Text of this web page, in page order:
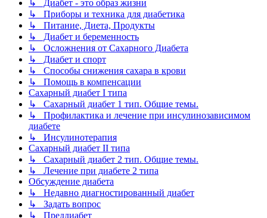
↳ Диабет - это образ жизни
↳ Приборы и техника для диабетика
↳ Питание, Диета, Продукты
↳ Диабет и беременность
↳ Осложнения от Сахарного Диабета
↳ Диабет и спорт
↳ Способы снижения сахара в крови
↳ Помощь в компенсации
Сахарный диабет I типа
↳ Сахарный диабет 1 тип. Общие темы.
↳ Профилактика и лечение при инсулинозависимом
диабете
↳ Инсулинотерапия
Сахарный диабет II типа
↳ Сахарный диабет 2 тип. Общие темы.
↳ Лечение при диабете 2 типа
Обсуждение диабета
↳ Недавно диагностированный диабет
↳ Задать вопрос
↳ Преддиабет